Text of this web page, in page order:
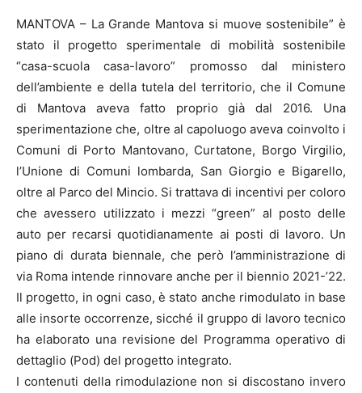
MANTOVA – La Grande Mantova si muove sostenibile” è
stato il progetto sperimentale di mobilità sostenibile
“casa-scuola casa-lavoro” promosso dal ministero
dell’ambiente e della tutela del territorio, che il Comune
di Mantova aveva fatto proprio già dal 2016. Una
sperimentazione che, oltre al capoluogo aveva coinvolto i
Comuni di Porto Mantovano, Curtatone, Borgo Virgilio,
l’Unione di Comuni lombarda, San Giorgio e Bigarello,
oltre al Parco del Mincio. Si trattava di incentivi per coloro
che avessero utilizzato i mezzi “green” al posto delle
auto per recarsi quotidianamente ai posti di lavoro. Un
piano di durata biennale, che però l’amministrazione di
via Roma intende rinnovare anche per il biennio 2021-’22.
Il progetto, in ogni caso, è stato anche rimodulato in base
alle insorte occorrenze, sicché il gruppo di lavoro tecnico
ha elaborato una revisione del Programma operativo di
dettaglio (Pod) del progetto integrato.
I contenuti della rimodulazione non si discostano invero